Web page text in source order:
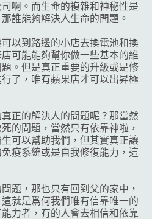
啊。而生命的複雜和神秘性是
誰能夠解決人生命的問題。
以到路邊的小店去換電池和換
可能能夠幫你做一些基本的維
。但是真正重要的升級或是修
了，唯有蘋果店才可以出昇極
正的解決人的問題呢？那當然
的問題，當然只有依靠神啦，
可以幫助我們，但其實真正讓
疫系統或是自我修復能力，這
題，那也只有回到父的家中，
就是爲何我們唯有信靠唯一的
力者，有的人會去相信和依靠